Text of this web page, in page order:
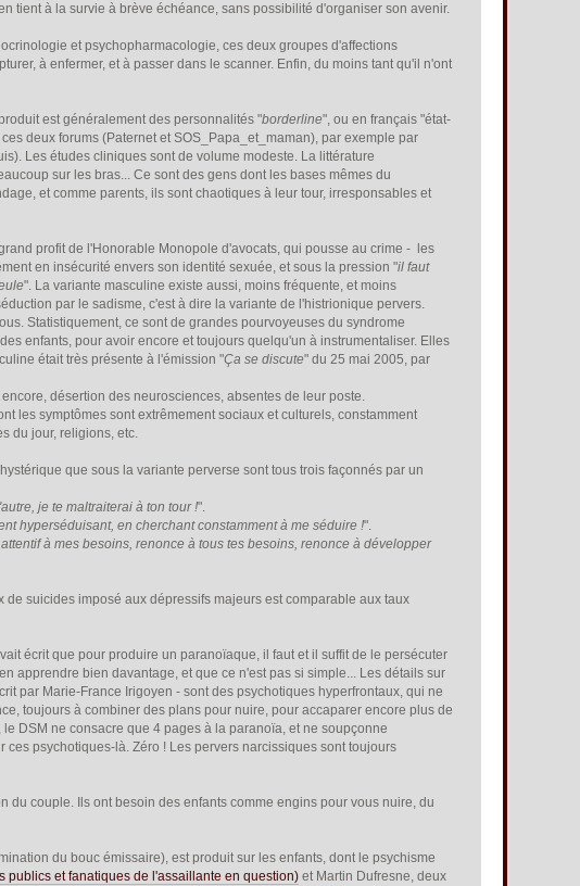
tient à la survie à brève échéance, sans possibilité d'organiser son avenir.
et psychopharmacologie, ces deux groupes d'affections
à enfermer, et à passer dans le scanner. Enfin, du moins tant qu'il n'ont
est généralement des personnalités "borderline", ou en français "état-
deux forums (Paternet et SOS_Papa_et_maman), par exemple par
Les études cliniques sont de volume modeste. La littérature
sur les bras... Ce sont des gens dont les bases mêmes du
et comme parents, ils sont chaotiques à leur tour, irresponsables et
profit de l'Honorable Monopole d'avocats, qui pousse au crime - les
en insécurité envers son identité sexuée, et sous la pression "il faut
". La variante masculine existe aussi, moins fréquente, et moins
par le sadisme, c'est à dire la variante de l'histrionique pervers.
Statistiquement, ce sont de grandes pourvoyeuses du syndrome
enfants, pour avoir encore et toujours quelqu'un à instrumentaliser. Elles
était très présente à l'émission "Ça se discute" du 25 mai 2005, par
désertion des neurosciences, absentes de leur poste.
les symptômes sont extrêmement sociaux et culturels, constamment
du jour, religions, etc.
que sous la variante perverse sont tous trois façonnés par un
je te maltraiterai à ton tour !".
hyperséduisant, en cherchant constamment à me séduire !".
à mes besoins, renonce à tous tes besoins, renonce à développer
suicides imposé aux dépressifs majeurs est comparable aux taux
écrit que pour produire un paranoïaque, il faut et il suffit de le persécuter
apprendre bien davantage, et que ce n'est pas si simple... Les détails sur
par Marie-France Irigoyen - sont des psychotiques hyperfrontaux, qui ne
toujours à combiner des plans pour nuire, pour accaparer encore plus de
DSM ne consacre que 4 pages à la paranoïa, et ne soupçonne
psychotiques-là. Zéro ! Les pervers narcissiques sont toujours
couple. Ils ont besoin des enfants comme engins pour vous nuire, du
du bouc émissaire), est produit sur les enfants, dont le psychisme
publics et fanatiques de l'assaillante en question) et Martin Dufresne, deux